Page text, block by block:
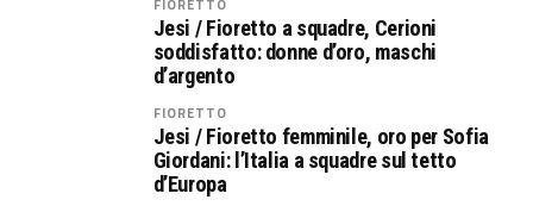
Jesi / Fioretto a squadre, Cerioni
soddisfatto: donne d’oro, maschi
d’argento
FIORETTO
Jesi / Fioretto femminile, oro per Sofia
Giordani: l’Italia a squadre sul tetto
d’Europa